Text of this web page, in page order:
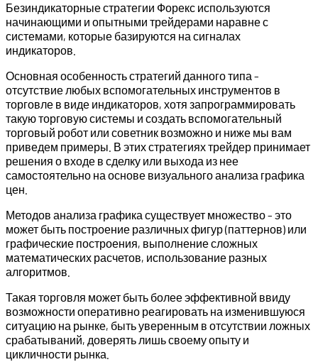
Безиндикаторные стратегии Форекс используются
начинающими и опытными трейдерами наравне с
системами, которые базируются на сигналах
индикаторов.
Основная особенность стратегий данного типа –
отсутствие любых вспомогательных инструментов в
торговле в виде индикаторов, хотя запрограммировать
такую торговую системы и создать вспомогательный
торговый робот или советник возможно и ниже мы вам
приведем примеры. В этих стратегиях трейдер принимает
решения о входе в сделку или выхода из нее
самостоятельно на основе визуального анализа графика
цен.
Методов анализа графика существует множество – это
может быть построение различных фигур (паттернов) или
графические построения, выполнение сложных
математических расчетов, использование разных
алгоритмов.
Такая торговля может быть более эффективной ввиду
возможности оперативно реагировать на изменившуюся
ситуацию на рынке, быть уверенным в отсутствии ложных
срабатываний, доверять лишь своему опыту и
цикличности рынка.